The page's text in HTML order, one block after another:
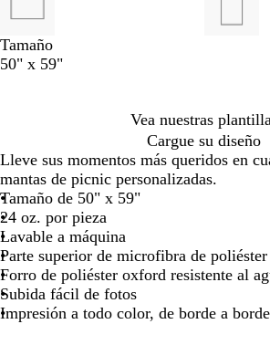
para
arrastrar
Tamaño
50" x 59"
Vea nuestras
Cargue su diseño
Lleve sus momentos más queridos en
mantas de picnic personalizadas.
Tamaño de 50" x 59"
24 oz. por pieza
Lavable a máquina
Parte superior de microfibra de poliéster
Forro de poliéster oxford resistente al
Subida fácil de fotos
Impresión a todo color, de borde a borde